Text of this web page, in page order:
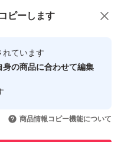
安全なユーザーです
を完了させた実績があります
ピーします
れています
身の商品に合わせて編集
商品情報コピー機能について